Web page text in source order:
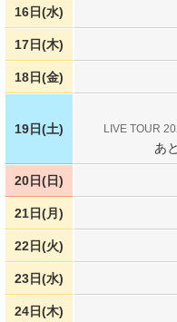
16日(水)
17日(木)
18日(金)
19日(土) LIVE TOUR
あ
20日(日)
21日(月)
22日(火)
23日(水)
24日(木)